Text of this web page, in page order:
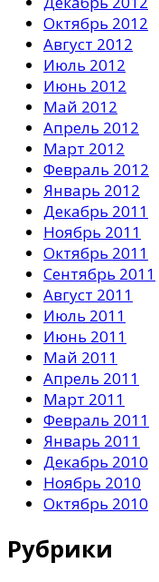
Октябрь 2012
Август 2012
Июль 2012
Июнь 2012
Май 2012
Апрель 2012
Март 2012
Февраль 2012
Январь 2012
Декабрь 2011
Ноябрь 2011
Октябрь 2011
Сентябрь 2011
Август 2011
Июль 2011
Июнь 2011
Май 2011
Апрель 2011
Март 2011
Февраль 2011
Январь 2011
Декабрь 2010
Ноябрь 2010
Октябрь 2010
Рубрики